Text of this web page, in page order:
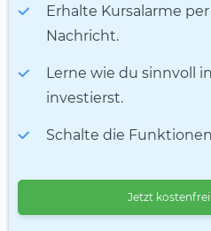
Erhalte Kursalarme
Nachricht.
Lerne wie du sinnvoll
investierst.
Schalte die
Jetzt